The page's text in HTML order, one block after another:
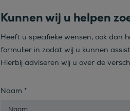
Kunnen wij u helpen
Heeft u specifieke wensen, ook dan
formulier in zodat wij u kunnen
Hierbij adviseren wij u over de
Naam *